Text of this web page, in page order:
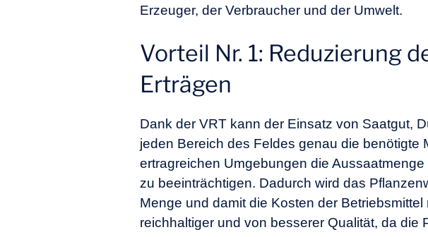
Erzeuger, der Verbraucher und der Umwelt.
Vorteil Nr. 1: Reduzierung
Erträgen
Dank der VRT kann der Einsatz von Saatgut,
jeden Bereich des Feldes genau die
ertragreichen Umgebungen die
zu beeinträchtigen. Dadurch wird das
Menge und damit die Kosten der
reichhaltiger und von besserer Qualität, da